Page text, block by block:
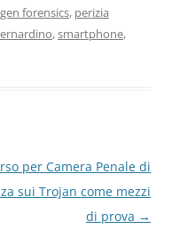
forensics, perizia
,smartphone,
per Camera Penale di
sui Trojan come mezzi
di prova →